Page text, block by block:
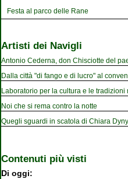
Festa al parco delle Rane
Artisti dei Navigli
Antonio Cederna, don Chisciotte del
Dalla città "di fango e di lucro" al
Laboratorio per la cultura e le tradizioni
Noi che si rema contro la notte
Quegli sguardi in scatola di Chiara
Contenuti più visti
Di oggi: